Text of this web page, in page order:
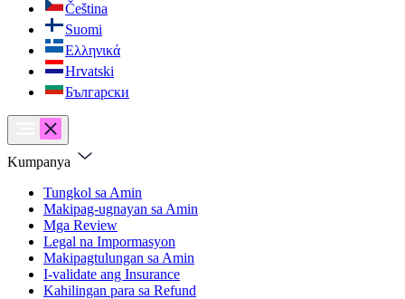
Čeština
Suomi
Ελληνικά
Hrvatski
Български
Kumpanya
Tungkol sa Amin
Makipag-ugnayan sa Amin
Mga Review
Legal na Impormasyon
Makipagtulungan sa Amin
I-validate ang Insurance
Kahilingan para sa Refund